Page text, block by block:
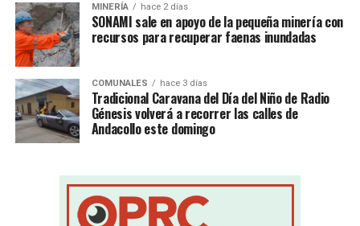
MINERÍA hace 2 días
SONAMI sale en apoyo de la pequeña minería con
recursos para recuperar faenas inundadas
COMUNALES hace 3 días
Tradicional Caravana del Día del Niño de Radio
Génesis volverá a recorrer las calles de
Andacollo este domingo